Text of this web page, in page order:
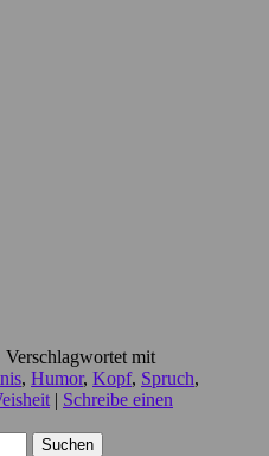
Verschlagwortet mit
, Humor, Kopf, Spruch,
| Schreibe einen